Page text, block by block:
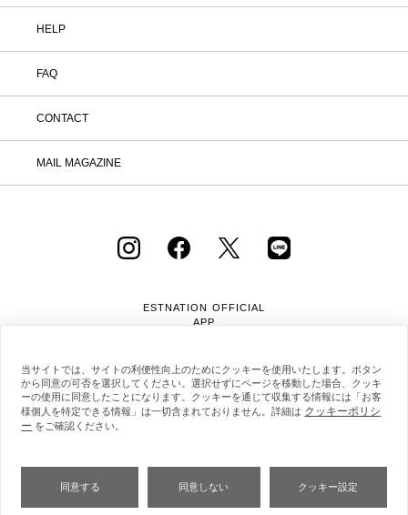
HELP
FAQ
CONTACT
MAIL MAGAZINE
ESTNATION OFFICIAL
APP
会社概要
Copyright © ESTNATION Inc.
当サイトでは、サイトの利便性向上のためにクッキーを使用いたします。ボタン
から同意の可否を選択してください。選択せずにページを移動した場合、クッキ
ーの使用に同意したことになります。クッキーを通じて収集する情報には「お客
様個人を特定できる情報」は一切含まれておりません。詳細は クッキーポリシ
ー をご確認ください。
同意する 同意しない クッキー設定